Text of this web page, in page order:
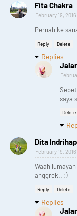
Fita Chakra
February 19,
Pernah ke
Reply Delete
Replies
saya
Delete
Dita
February 19, 2016
Waah
anggrek.. :)
Reply Delete
Replies